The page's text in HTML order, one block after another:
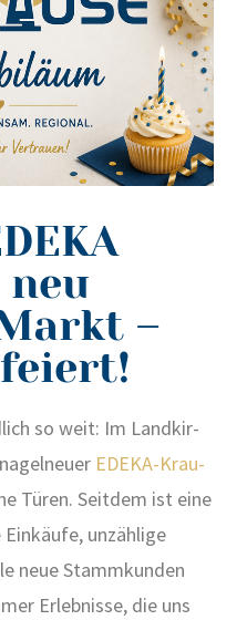
–
so weit: Im Land­kir­
EDE­KA-Krau­
Türen. Seit­dem ist eine
unzäh­li­ge
neue Stamm­kun­den
Erleb­nis­se, die uns